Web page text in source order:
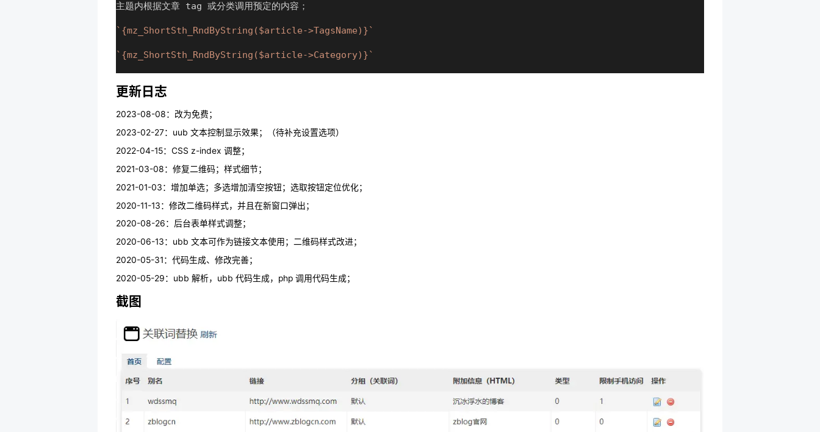
主题内根据文章 tag 或分类调用预定的内容；
`{mz_ShortSth_RndByString($article->TagsName)}`
`{mz_ShortSth_RndByString($article->Category)}`
更新日志
2023-08-08：改为免费；
2023-02-27：uub 文本控制显示效果；（待补充设置选项）
2022-04-15：CSS z-index 调整；
2021-03-08：修复二维码；样式细节；
2021-01-03：增加单选；多选增加清空按钮；选取按钮定位优化；
2020-11-13：修改二维码样式，并且在新窗口弹出；
2020-08-26：后台表单样式调整；
2020-06-13：ubb 文本可作为链接文本使用；二维码样式改进；
2020-05-31：代码生成、修改完善；
2020-05-29：ubb 解析，ubb 代码生成，php 调用代码生成；
截图